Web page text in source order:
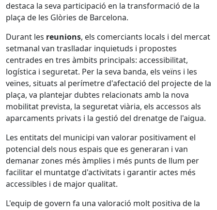
destaca la seva participació en la transformació de la
plaça de les Glòries de Barcelona.
Durant les reunions, els comerciants locals i del mercat
setmanal van traslladar inquietuds i propostes
centrades en tres àmbits principals: accessibilitat,
logística i seguretat. Per la seva banda, els veïns i les
veïnes, situats al perímetre d'afectació del projecte de la
plaça, va plantejar dubtes relacionats amb la nova
mobilitat prevista, la seguretat viària, els accessos als
aparcaments privats i la gestió del drenatge de l'aigua.
Les entitats del municipi van valorar positivament el
potencial dels nous espais que es generaran i van
demanar zones més àmplies i més punts de llum per
facilitar el muntatge d'activitats i garantir actes més
accessibles i de major qualitat.
L'equip de govern fa una valoració molt positiva de la